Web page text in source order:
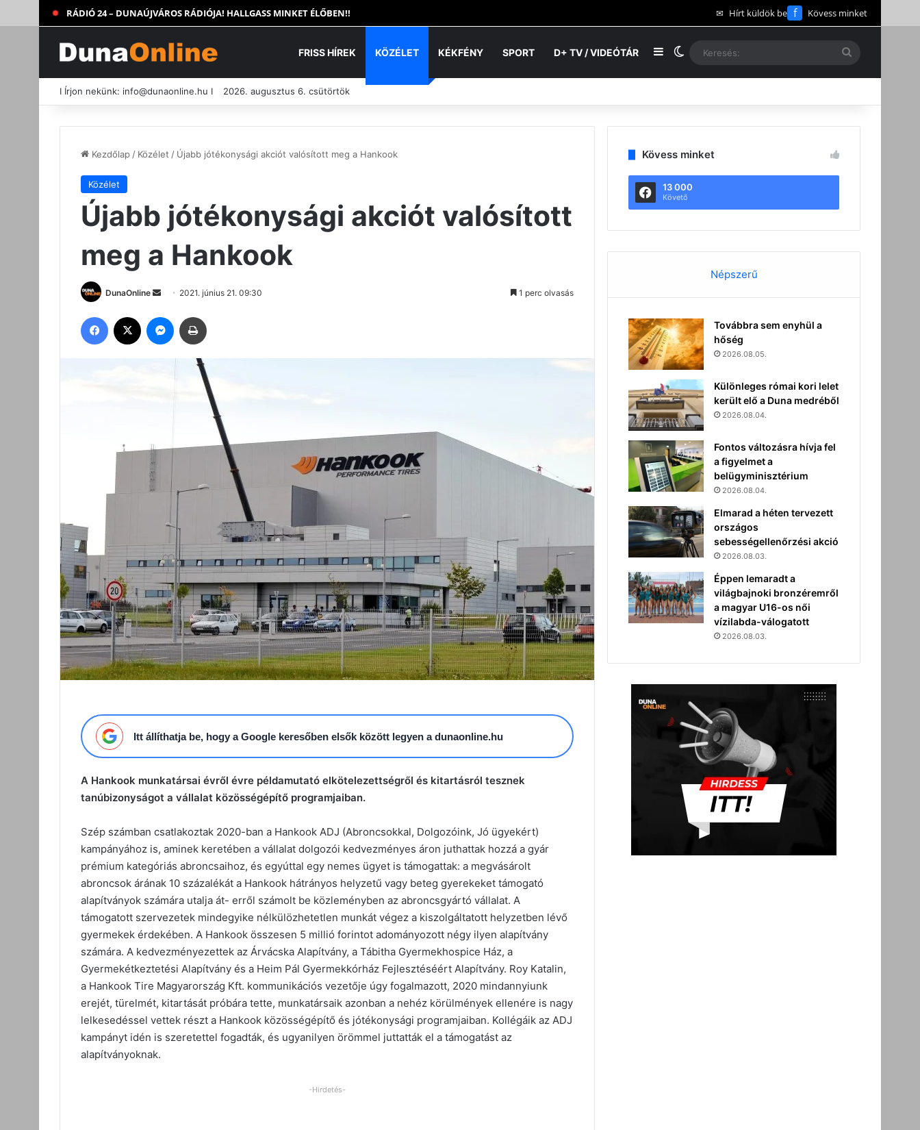
RÁDIÓ 24 – DUNAÚJVÁROS RÁDIÓJA! HALLGASS MINKET ÉLŐBEN!! ✉ Hírt küldök be f Kövess minket
FRISS HÍREK KÖZÉLET KÉKFÉNY SPORT D+ TV / VIDEÓTÁR OldalsávSwitch skin
I Írjon nekünk: info@dunaonline.hu I 2026. augusztus 6. csütörtök
Kezdőlap / Közélet / Újabb jótékonysági akciót valósított meg a Hankook
Közélet
Újabb jótékonysági akciót valósított
meg a Hankook
DunaOnline
Send
email
2021. június 21. 09:30 1 perc olvasás
Facebook Messenger
Itt állíthatja be, hogy a Google keresőben elsők között legyen a dunaonline.hu
A Hankook munkatársai évről évre példamutató elkötelezettségről és kitartásról tesznek
tanúbizonyságot a vállalat közösségépítő programjaiban.
Szép számban csatlakoztak 2020-ban a Hankook ADJ (Abroncsokkal, Dolgozóink, Jó ügyekért)
kampányához is, aminek keretében a vállalat dolgozói kedvezményes áron juthattak hozzá a gyár
prémium kategóriás abroncsaihoz, és egyúttal egy nemes ügyet is támogattak: a megvásárolt
abroncsok árának 10 százalékát a Hankook hátrányos helyzetű vagy beteg gyerekeket támogató
alapítványok számára utalja át- erről számolt be közleményben az abroncsgyártó vállalat. A
támogatott szervezetek mindegyike nélkülözhetetlen munkát végez a kiszolgáltatott helyzetben lévő
gyermekek érdekében. A Hankook összesen 5 millió forintot adományozott négy ilyen alapítvány
számára. A kedvezményezettek az Árvácska Alapítvány, a Tábitha Gyermekhospice Ház, a
Gyermekétkeztetési Alapítvány és a Heim Pál Gyermekkórház Fejlesztéséért Alapítvány. Roy Katalin,
a Hankook Tire Magyarország Kft. kommunikációs vezetője úgy fogalmazott, 2020 mindannyiunk
erejét, türelmét, kitartását próbára tette, munkatársaik azonban a nehéz körülmények ellenére is nagy
lelkesedéssel vettek részt a Hankook közösségépítő és jótékonysági programjaiban. Kollégáik az ADJ
kampányt idén is szeretettel fogadták, és ugyanilyen örömmel juttatták el a támogatást az
alapítványoknak.
-Hirdetés-
Kövess minket
13 000
Követő
Népszerű
Továbbra sem enyhül a
hőség
2026.08.05.
Különleges római kori lelet
került elő a Duna medréből
2026.08.04.
Fontos változásra hívja fel
a figyelmet a
belügyminisztérium
2026.08.04.
Elmarad a héten tervezett
országos
sebességellenőrzési akció
2026.08.03.
Éppen lemaradt a
világbajnoki bronzéremről
a magyar U16-os női
vízilabda-válogatott
2026.08.03.